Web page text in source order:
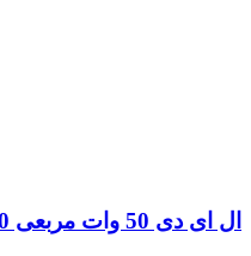
ال ای دی 50 وات مربعی 220 ولت سفید مهتابی